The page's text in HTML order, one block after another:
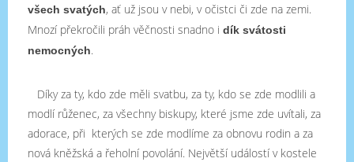
všech svatých, ať už jsou v nebi, v očistci či zde na zemi.
Mnozí překročili práh věčnosti snadno i dík svátosti
nemocných.
Díky za ty, kdo zde měli svatbu, za ty, kdo se zde modlili a
modlí růženec, za všechny biskupy, které jsme zde uvítali, za
adorace, při kterých se zde modlíme za obnovu rodin a za
nová kněžská a řeholní povolání. Největší událostí v kostele